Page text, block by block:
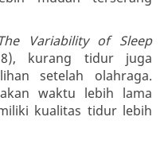
Variability of Sleep
kurang tidur juga
setelah olahraga.
waktu lebih lama
kualitas tidur lebih